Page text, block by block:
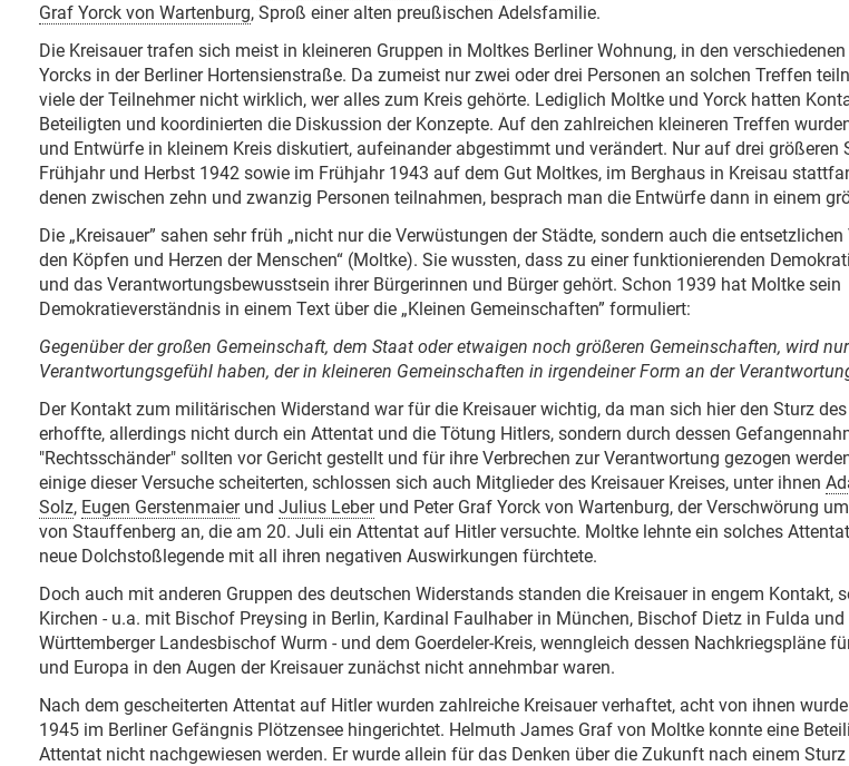
Graf Yorck von Wartenburg, Sproß einer alten preußischen Adelsfamilie.
Die Kreisauer trafen sich meist in kleineren Gruppen in Moltkes Berliner Wohnung, in den
Yorcks in der Berliner Hortensienstraße. Da zumeist nur zwei oder drei Personen an solchen Treffen
viele der Teilnehmer nicht wirklich, wer alles zum Kreis gehörte. Lediglich Moltke und Yorck hatten
Beteiligten und koordinierten die Diskussion der Konzepte. Auf den zahlreichen kleineren Treffen
und Entwürfe in kleinem Kreis diskutiert, aufeinander abgestimmt und verändert. Nur auf drei größeren
Frühjahr und Herbst 1942 sowie im Frühjahr 1943 auf dem Gut Moltkes, im Berghaus in Kreisau
denen zwischen zehn und zwanzig Personen teilnahmen, besprach man die Entwürfe dann in einem
Die „Kreisauer” sahen sehr früh „nicht nur die Verwüstungen der Städte, sondern auch die
den Köpfen und Herzen der Menschen“ (Moltke). Sie wussten, dass zu einer funktionierenden
und das Verantwortungsbewusstsein ihrer Bürgerinnen und Bürger gehört. Schon 1939 hat Moltke sein
Demokratieverständnis in einem Text über die „Kleinen Gemeinschaften” formuliert:
Gegenüber der großen Gemeinschaft, dem Staat oder etwaigen noch größeren Gemeinschaften, wird
Verantwortungsgefühl haben, der in kleineren Gemeinschaften in irgendeiner Form an der
Der Kontakt zum militärischen Widerstand war für die Kreisauer wichtig, da man sich hier den Sturz
erhoffte, allerdings nicht durch ein Attentat und die Tötung Hitlers, sondern durch dessen
"Rechtsschänder" sollten vor Gericht gestellt und für ihre Verbrechen zur Verantwortung gezogen
einige dieser Versuche scheiterten, schlossen sich auch Mitglieder des Kreisauer Kreises, unter ihnen
Solz, Eugen Gerstenmaierund Julius Leberund Peter Graf Yorck von Wartenburg, der Verschwörung
von Stauffenberg an, die am 20. Juli ein Attentat auf Hitler versuchte. Moltke lehnte ein solches
neue Dolchstoßlegende mit all ihren negativen Auswirkungen fürchtete.
Doch auch mit anderen Gruppen des deutschen Widerstands standen die Kreisauer in engem Kontakt,
Kirchen - u.a. mit Bischof Preysing in Berlin, Kardinal Faulhaber in München, Bischof Dietz in Fulda und
Württemberger Landesbischof Wurm - und dem Goerdeler-Kreis, wenngleich dessen Nachkriegspläne
und Europa in den Augen der Kreisauer zunächst nicht annehmbar waren.
Nach dem gescheiterten Attentat auf Hitler wurden zahlreiche Kreisauer verhaftet, acht von ihnen
1945 im Berliner Gefängnis Plötzensee hingerichtet. Helmuth James Graf von Moltke konnte eine
Attentat nicht nachgewiesen werden. Er wurde allein für das Denken über die Zukunft nach einem